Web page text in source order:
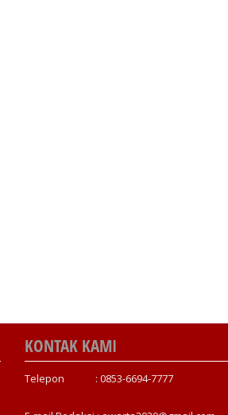
KONTAK KAMI
Telepon : 0853-6694-7777